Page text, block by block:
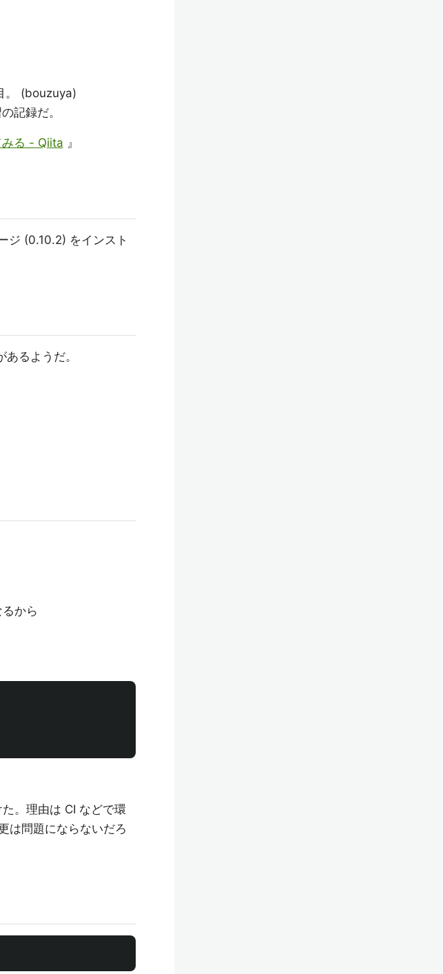
。 (bouzuya)
記録だ。
みる - Qiita 』
ジ (0.10.2) をインスト
るようだ。
から
た。理由は CI などで環
は問題にならないだろ